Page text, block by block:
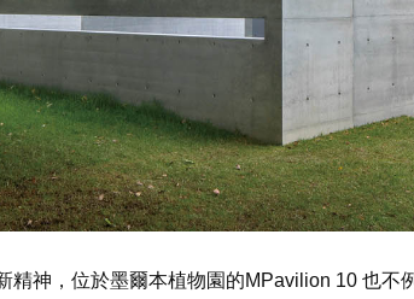
精神，位於墨爾本植物園的MPavilion 10 也不